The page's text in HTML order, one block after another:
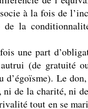
à la fois de
la
une part
(de gratuité
Le
ni de la charité, ni
tout en se